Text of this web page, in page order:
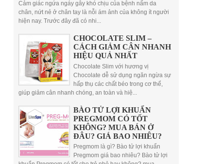
Cảm giác ngứa ngáy gây khó chịu của bệnh nấm da
chân, nứt nẻ ở chân tay là nỗi ám ảnh của không ít người
hiện nay. Trước đây đã có nhi...
CHOCOLATE SLIM –
CÁCH GIẢM CÂN NHANH
HIỆU QUẢ NHẤT
Chocolate Slim với hương vị
Chocolate dễ sử dụng ngăn ngừa sự
hấp thụ các chất béo trong cơ thể,
giúp giảm cân nhanh chóng, an toàn và hiệ...
BÀO TỬ LỢI KHUẨN
PREGMOM CÓ TỐT
KHÔNG? MUA BÁN Ở
ĐÂU? GIÁ BAO NHIÊU?
Pregmom là gì? Bào tử lợi khuẩn
Pregmom giá bao nhiêu? Bào tử lợi